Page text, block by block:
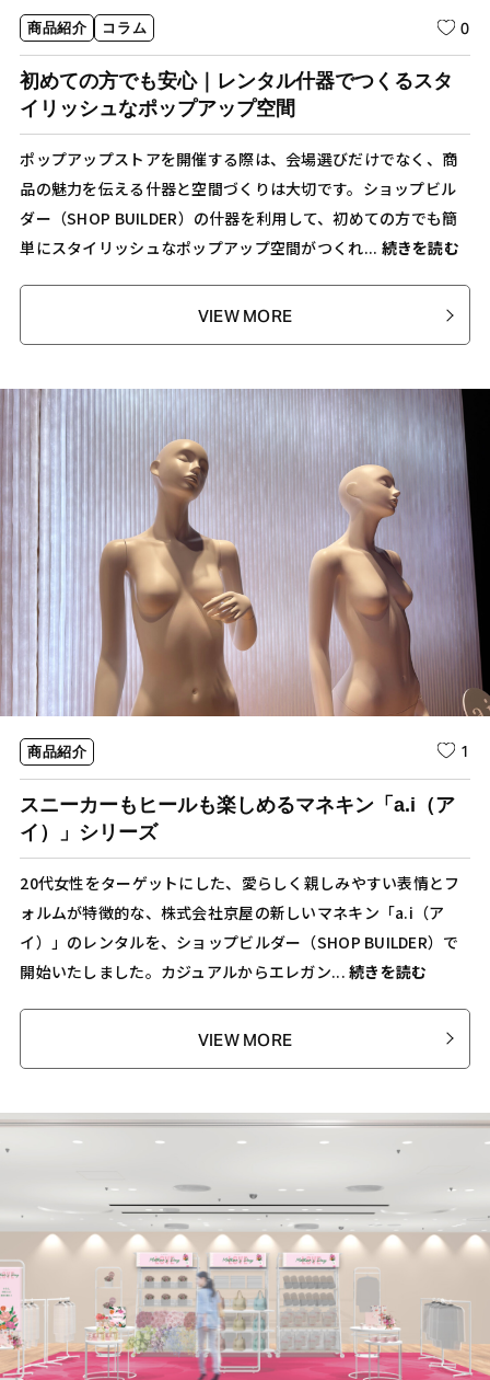
商品紹介 コラム 0
初めての方でも安心｜レンタル什器でつくるスタ
イリッシュなポップアップ空間
ポップアップストアを開催する際は、会場選びだけでなく、商
品の魅力を伝える什器と空間づくりは大切です。ショップビル
ダー（SHOP BUILDER）の什器を利用して、初めての方でも簡
単にスタイリッシュなポップアップ空間がつくれ... 続きを読む
VIEW MORE
商品紹介 1
スニーカーもヒールも楽しめるマネキン「a.i（ア
イ）」シリーズ
20代女性をターゲットにした、愛らしく親しみやすい表情とフ
ォルムが特徴的な、株式会社京屋の新しいマネキン「a.i（ア
イ）」のレンタルを、ショップビルダー（SHOP BUILDER）で
開始いたしました。カジュアルからエレガン...続きを読む
VIEW MORE